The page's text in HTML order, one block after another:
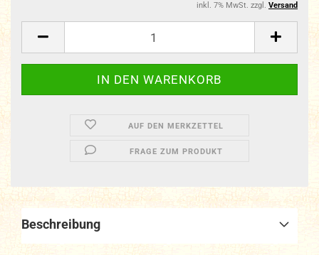
inkl. 7% MwSt. zzgl. Versand
AUF DEN MERKZETTEL
FRAGE ZUM PRODUKT
Beschreibung